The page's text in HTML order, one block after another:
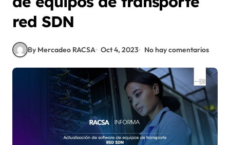
red SDN
By Mercadeo RACSA Oct 4, 2023 No hay comentarios